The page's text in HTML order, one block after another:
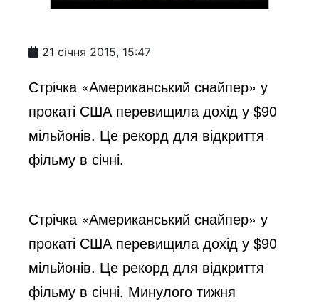
21 січня 2015, 15:47
Стрічка «Американський снайпер» у
прокаті США перевищила дохід у $90
мільйонів. Це рекорд для відкриття
фільму в січні.
Стрічка «Американський снайпер» у
прокаті США перевищила дохід у $90
мільйонів. Це рекорд для відкриття
фільму в січні. Минулого тижня